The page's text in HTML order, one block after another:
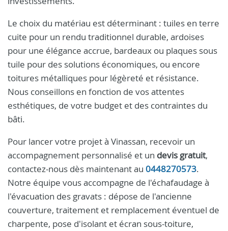
Le choix du matériau est déterminant : tuiles en terre
cuite pour un rendu traditionnel durable, ardoises
pour une élégance accrue, bardeaux ou plaques sous
tuile pour des solutions économiques, ou encore
toitures métalliques pour légèreté et résistance.
Nous conseillons en fonction de vos attentes
esthétiques, de votre budget et des contraintes du
bâti.
Pour lancer votre projet à Vinassan, recevoir un
accompagnement personnalisé et un devis gratuit,
contactez-nous dès maintenant au 0448270573.
Notre équipe vous accompagne de l'échafaudage à
l'évacuation des gravats : dépose de l'ancienne
couverture, traitement et remplacement éventuel de
charpente, pose d'isolant et écran sous-toiture,